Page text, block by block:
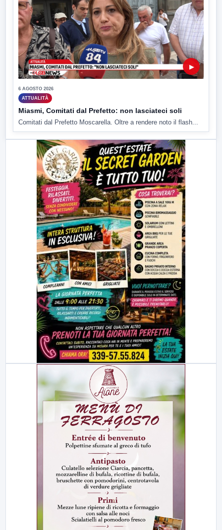
▶
6 AGOSTO 2026
ATTUALITÀ
Miasmi, Comitati dal Prefetto: non lasciateci soli
Comitati dal Prefetto Moscarella. Oltre a rendere noto il flash...